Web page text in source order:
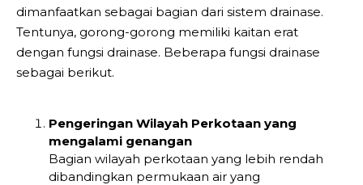
dimanfaatkan sebagai bagian dari sistem drainase.
Tentunya, gorong-gorong memiliki kaitan erat
dengan fungsi drainase. Beberapa fungsi drainase
sebagai berikut.
Pengeringan Wilayah Perkotaan yang
mengalami genangan
Bagian wilayah perkotaan yang lebih rendah
dibandingkan permukaan air yang